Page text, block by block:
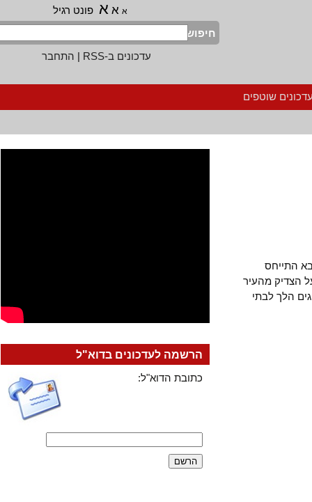
א א פונט רגיל
חיפוש
עדכונים ב-RSS
|התחבר
שוטפים
מהעיר
הלך לבתי
הרשמה לעדכונים בדוא"ל
כתובת הדוא"ל: